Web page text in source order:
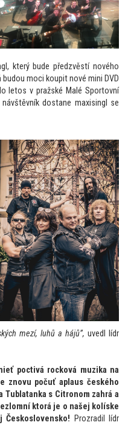
který bude předzvěstí nového
moci koupit nové mini DVD
letos v pražské Malé Sportovní
dostane maxisingl se
mezí, luhů a hájů”, uvedl lídr
poctivá rocková muzika na
znovu počuť aplaus českého
Tublatanka s Citronom zahrá a
ktorá je o našej kolíske
Prozradil lídr